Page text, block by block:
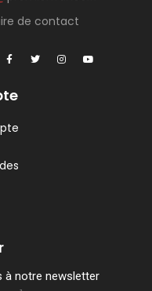
de contact
à notre newsletter